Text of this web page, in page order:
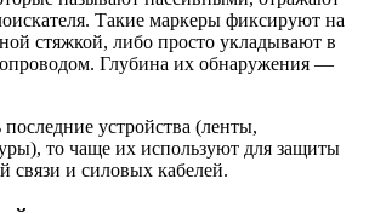
Такие маркеры фиксируют на
стяжкой, либо просто укладывают в
Глубина их обнаружения —
устройства (ленты,
то чаще их используют для защиты
связи и силовых кабелей.